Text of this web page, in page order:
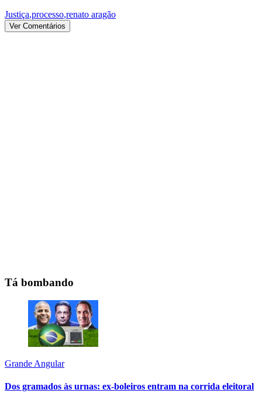
Justiça,processo,renato aragão
Ver Comentários
Tá bombando
Grande Angular
Dos gramados às urnas: ex-boleiros entram na corrida eleitoral